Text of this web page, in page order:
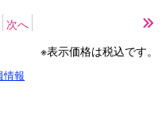
次へ
の
※表示価格は税込です。
情報